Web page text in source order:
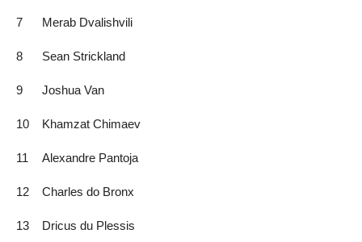
7 Merab Dvalishvili
8 Sean Strickland
9 Joshua Van
10 Khamzat Chimaev
11 Alexandre Pantoja
12 Charles do Bronx
13 Dricus du Plessis